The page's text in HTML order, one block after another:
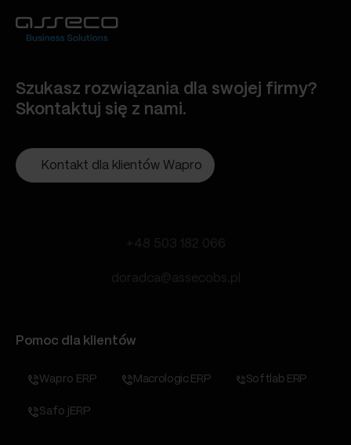
Szukasz rozwiązania dla swojej firmy?
Skontaktuj się z nami.
Kontakt dla klientów Wapro
+48 503 182 066
doradca@assecobs.pl
Pomoc dla klientów
Wapro ERP Macrologic ERP Softlab ERP
Safo jERP